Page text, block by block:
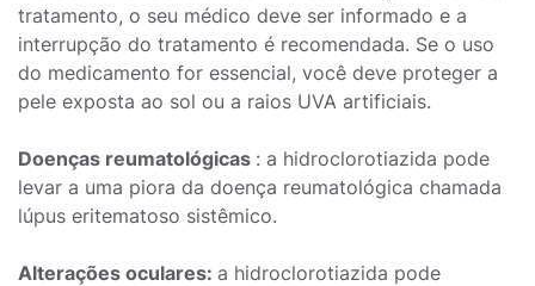
tratamento, o seu médico deve ser informado e a
interrupção do tratamento é recomendada. Se o uso
do medicamento for essencial, você deve proteger a
pele exposta ao sol ou a raios UVA artificiais.
Doenças reumatológicas : a hidroclorotiazida pode
levar a uma piora da doença reumatológica chamada
lúpus eritematoso sistêmico.
Alterações oculares: a hidroclorotiazida pode